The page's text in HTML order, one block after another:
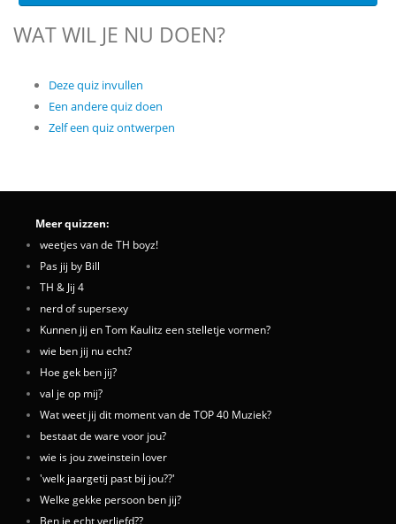
WAT WIL JE NU DOEN?
Deze quiz invullen
Een andere quiz doen
Zelf een quiz ontwerpen
Meer quizzen:
weetjes van de TH boyz!
Pas jij by Bill
TH & Jij 4
nerd of supersexy
Kunnen jij en Tom Kaulitz een stelletje vormen?
wie ben jij nu echt?
Hoe gek ben jij?
val je op mij?
Wat weet jij dit moment van de TOP 40 Muziek?
bestaat de ware voor jou?
wie is jou zweinstein lover
'welk jaargetij past bij jou??'
Welke gekke persoon ben jij?
Ben je echt verliefd??